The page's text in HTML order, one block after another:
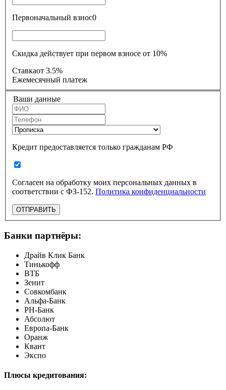
Первоначальный взнос0
Скидка действует при первом взносе от 10%
Ставкаот 3.5%
Ежемесячный платеж
Ваши данные
Кредит предоставляется только гражданам РФ
Согласен на обработку моих персональных данных в
соответствии с ФЗ-152. Политика конфиденциальности
ОТПРАВИТЬ
Банки партнёры:
Драйв Клик Банк
Тинькофф
ВТБ
Зенит
Совкомбанк
Альфа-Банк
РН-Банк
Абсолют
Европа-Банк
Оранж
Квант
Экспо
Плюсы кредитования: